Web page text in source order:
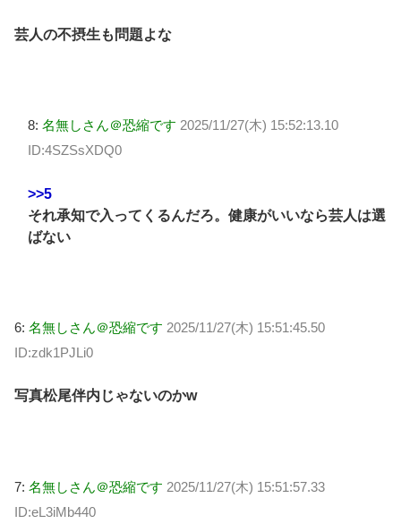
芸人の不摂生も問題よな
8: 名無しさん＠恐縮です 2025/11/27(木) 15:52:13.10
ID:4SZSsXDQ0
>>5
それ承知で入ってくるんだろ。健康がいいなら芸人は選
ばない
6: 名無しさん＠恐縮です 2025/11/27(木) 15:51:45.50
ID:zdk1PJLi0
写真松尾伴内じゃないのかw
7: 名無しさん＠恐縮です 2025/11/27(木) 15:51:57.33
ID:eL3iMb440